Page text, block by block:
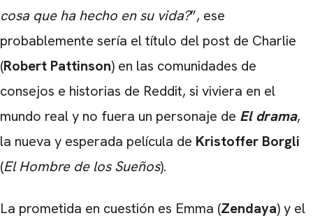
cosa que ha hecho en su vida?”, ese
probablemente sería el título del post de Charlie
(Robert Pattinson) en las comunidades de
consejos e historias de Reddit, si viviera en el
mundo real y no fuera un personaje de El drama,
la nueva y esperada película de Kristoffer Borgli
(El Hombre de los Sueños).
La prometida en cuestión es Emma (Zendaya) y el